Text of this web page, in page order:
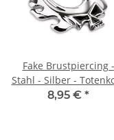
Fake Brustpiercing -
Stahl - Silber -
- Flammen
8,95 € *